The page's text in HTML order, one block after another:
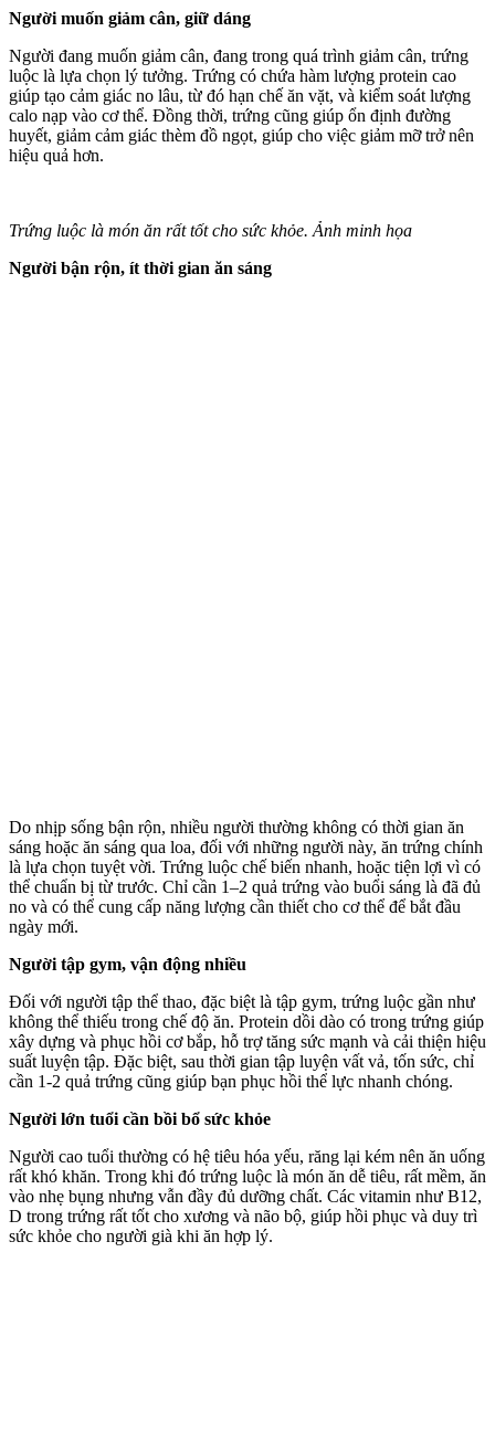
Người muốn giảm cân, giữ dáng
Người đang muốn giảm cân, đang trong quá trình giảm cân, trứng
luộc là lựa chọn lý tưởng. Trứng có chứa hàm lượng protein cao
giúp tạo cảm giác no lâu, từ đó hạn chế ăn vặt, và kiểm soát lượng
calo nạp vào c‌ơ th‌ể. Đồng thời, trứng cũng giúp ổn định đường
huyết, giảm cảm giác thèm đồ ngọt, giúp cho việc giảm mỡ trở nên
hiệu quả hơn.
Trứng luộc là món ăn rất tốt cho sức khỏe. Ảnh minh họa
Người bận rộn, ít thời gian ăn sáng
Do nhịp sống bận rộn, nhiều người thường không có thời gian ăn
sáng hoặc ăn sáng qua loa, đối với những người này, ăn trứng chính
là lựa chọn tuyệt vời. Trứng luộc chế biến nhanh, hoặc tiện lợi vì có
thể chuẩn bị từ trước. Chỉ cần 1–2 quả trứng vào buổi sáng là đã đủ
no và có thể cung cấp năng lượng cần thiết cho c‌ơ th‌ể để bắt đầu
ngày mới.
Người tập gym, vận động nhiều
Đối với người tập thể thao, đặc biệt là tập gym, trứng luộc gần như
không thể thiếu trong chế độ ăn. Protein dồi dào có trong trứng giúp
xây dựng và phục hồi cơ bắp, hỗ trợ tăng sức mạnh và cải thiện hiệu
suất luyện tập. Đặc biệt, sau thời gian tập luyện vất vả, tốn sức, chỉ
cần 1-2 quả trứng cũng giúp bạn phục hồi thể lực nhanh chóng.
Người lớn tuổi cần bồi bổ sức khỏe
Người cao tuổi thường có hệ tiêu hóa yếu, răng lại kém nên ăn uống
rất khó khăn. Trong khi đó trứng luộc là món ăn dễ tiêu, rất mềm, ăn
vào nhẹ bụng nhưng vẫn đầy đủ dưỡng chất. Các vitamin như B12,
D trong trứng rất tốt cho xương và não bộ, giúp hồi phục và duy trì
sức khỏe cho người già khi ăn hợp lý.